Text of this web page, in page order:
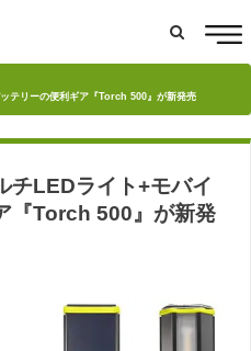
テリーの便利ギア『Torch 500』が新発売
チLEDライト+モバイ
『Torch 500』が新発